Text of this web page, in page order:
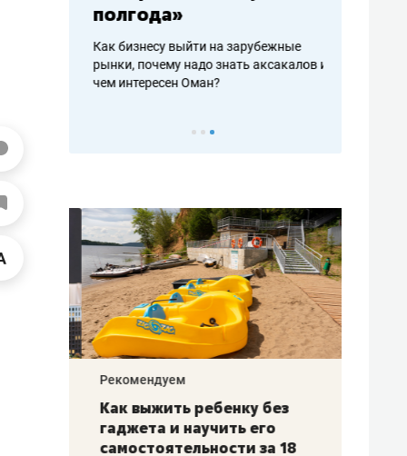
полгода»
Как бизнесу выйти на зарубежные
рынки, почему надо знать аксакалов и
чем интересен Оман?
–
Рекомендуем
Как выжить ребенку без
гаджета и научить его
самостоятельности за 18